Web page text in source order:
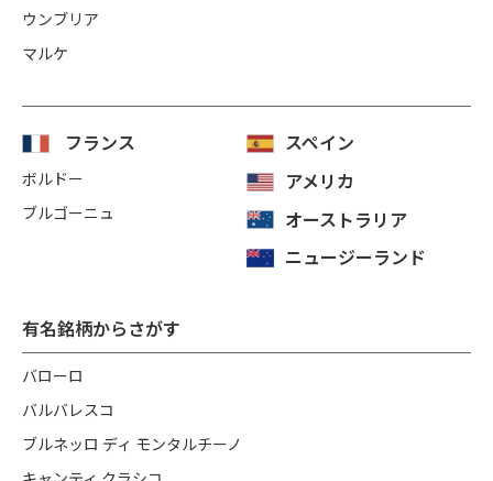
ウンブリア
マルケ
フランス
ボルドー
ブルゴーニュ
スペイン
アメリカ
オーストラリア
ニュージーランド
有名銘柄からさがす
バローロ
バルバレスコ
ブルネッロ ディ モンタルチーノ